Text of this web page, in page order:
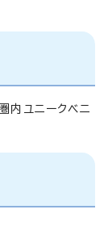
内ユニークベニ